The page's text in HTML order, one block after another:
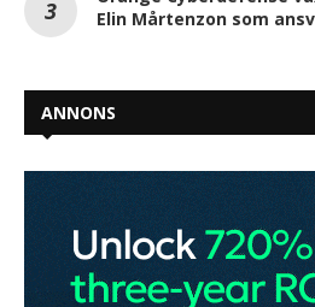
Elin Mårtenzon som
ANNONS